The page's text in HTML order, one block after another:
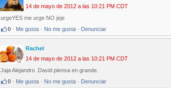
14 de mayo de 2012 a las 10:21 PM CDT
urgeYES me urge NO jeje
0 · Me gusta · No me gusta · Denunciar
Rachel
14 de mayo de 2012 a las 10:21 PM CDT
Jaja Alejandro .David piensa en grande.
0 · Me gusta · No me gusta · Denunciar